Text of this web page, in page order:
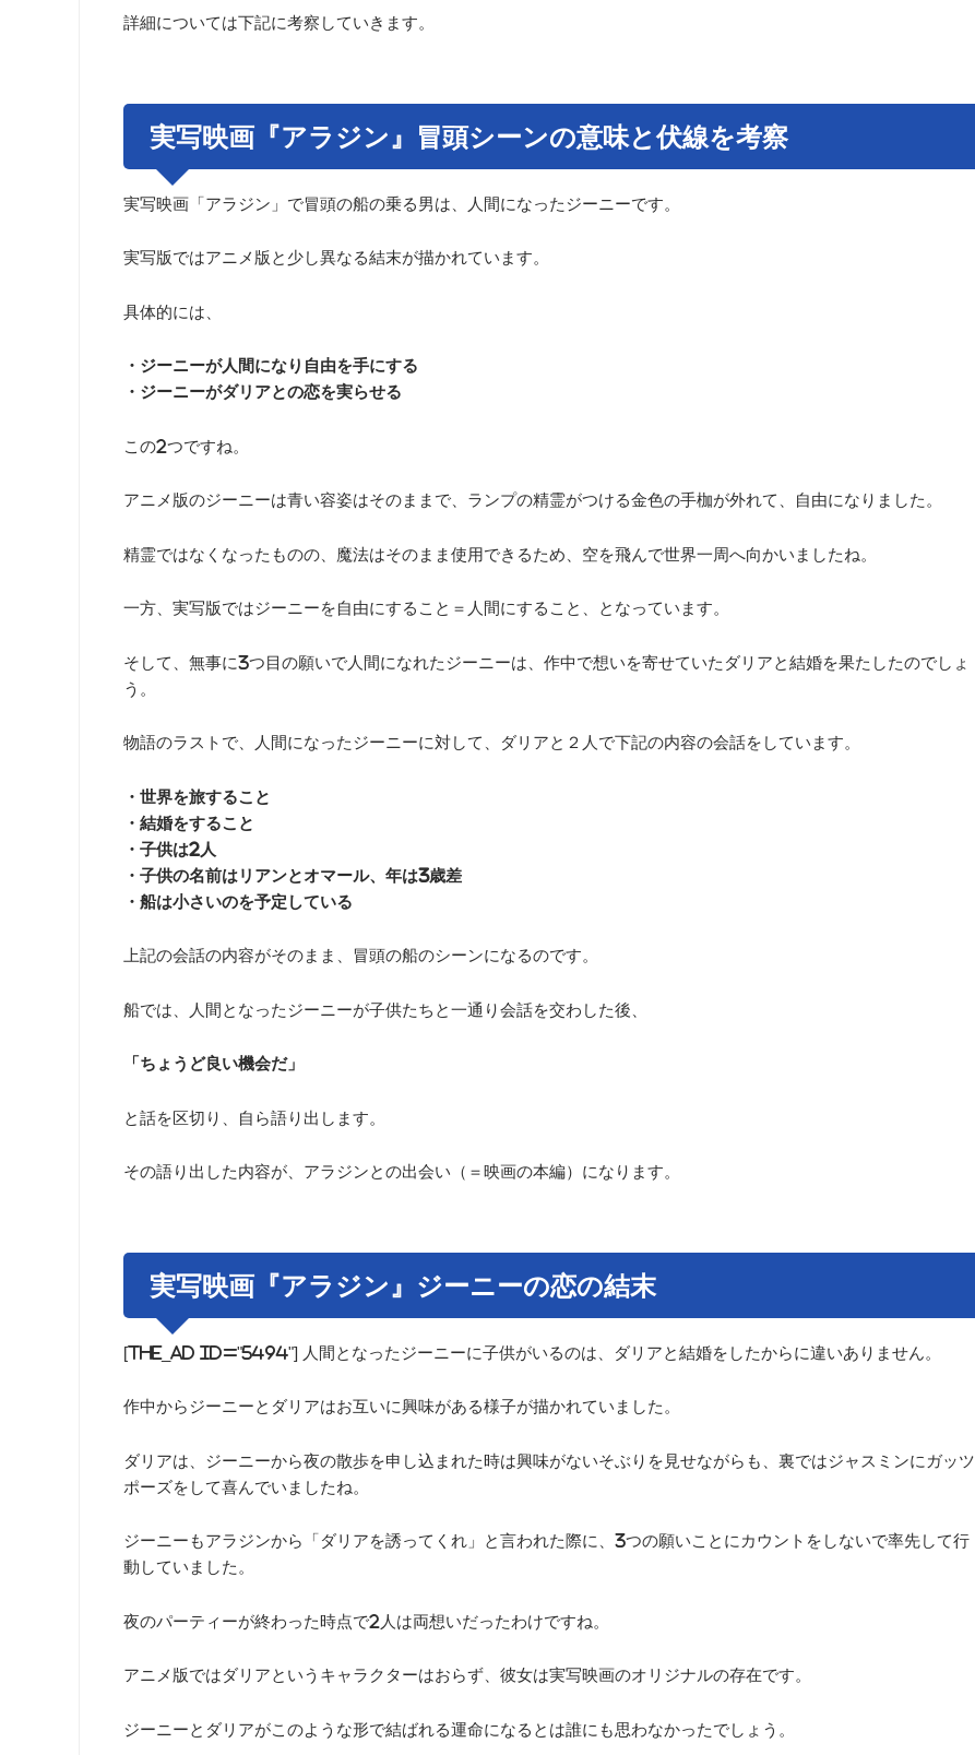
詳細については下記に考察していきます。
実写映画『アラジン』冒頭シーンの意味と伏線を考察
実写映画「アラジン」で冒頭の船の乗る男は、人間になったジーニーです。
実写版ではアニメ版と少し異なる結末が描かれています。
具体的には、
・ジーニーが人間になり自由を手にする
・ジーニーがダリアとの恋を実らせる
この2つですね。
アニメ版のジーニーは青い容姿はそのままで、ランプの精霊がつける金色の手枷が外れて、自由になりました。
精霊ではなくなったものの、魔法はそのまま使用できるため、空を飛んで世界一周へ向かいましたね。
一方、実写版ではジーニーを自由にすること＝人間にすること、となっています。
そして、無事に3つ目の願いで人間になれたジーニーは、作中で想いを寄せていたダリアと結婚を果たしたのでしょ
う。
物語のラストで、人間になったジーニーに対して、ダリアと２人で下記の内容の会話をしています。
・世界を旅すること
・結婚をすること
・子供は2人
・子供の名前はリアンとオマール、年は3歳差
・船は小さいのを予定している
上記の会話の内容がそのまま、冒頭の船のシーンになるのです。
船では、人間となったジーニーが子供たちと一通り会話を交わした後、
「ちょうど良い機会だ」
と話を区切り、自ら語り出します。
その語り出した内容が、アラジンとの出会い（＝映画の本編）になります。
実写映画『アラジン』ジーニーの恋の結末
[the_ad id="5494"] 人間となったジーニーに子供がいるのは、ダリアと結婚をしたからに違いありません。
作中からジーニーとダリアはお互いに興味がある様子が描かれていました。
ダリアは、ジーニーから夜の散歩を申し込まれた時は興味がないそぶりを見せながらも、裏ではジャスミンにガッツ
ポーズをして喜んでいましたね。
ジーニーもアラジンから「ダリアを誘ってくれ」と言われた際に、3つの願いことにカウントをしないで率先して行
動していました。
夜のパーティーが終わった時点で2人は両想いだったわけですね。
アニメ版ではダリアというキャラクターはおらず、彼女は実写映画のオリジナルの存在です。
ジーニーとダリアがこのような形で結ばれる運命になるとは誰にも思わなかったでしょう。